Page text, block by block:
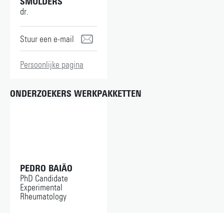
dr.
k.smulders@maartenskliniek.nl
Persoonlijke pagina
ONDERZOEKERS WERKPAKKETTEN
PEDRO BAIÃO
PhD Candidate
Experimental
Rheumatology